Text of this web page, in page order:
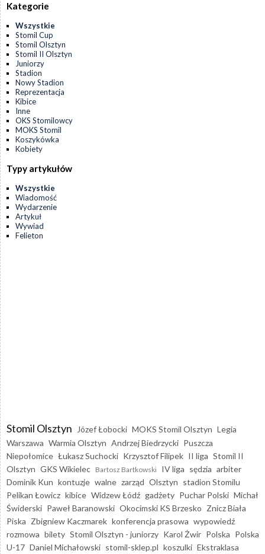
Kategorie
Wszystkie
Stomil Cup
Stomil Olsztyn
Stomil II Olsztyn
Juniorzy
Stadion
Nowy Stadion
Reprezentacja
Kibice
Inne
OKS Stomilowcy
MOKS Stomil
Koszykówka
Kobiety
Typy artykułów
Wszystkie
Wiadomość
Wydarzenie
Artykuł
Wywiad
Felieton
Stomil Olsztyn Józef Łobocki MOKS Stomil Olsztyn Legia
Warszawa Warmia Olsztyn Andrzej Biedrzycki Puszcza
Niepołomice Łukasz Suchocki Krzysztof Filipek II liga Stomil II
Olsztyn GKS Wikielec Bartosz Bartkowski IV liga sędzia arbiter
Dominik Kun kontuzje walne zarząd Olsztyn stadion Stomilu
Pelikan Łowicz kibice Widzew Łódź gadżety Puchar Polski Michał
Świderski Paweł Baranowski Okocimski KS Brzesko Znicz Biała
Piska Zbigniew Kaczmarek konferencja prasowa wypowiedź
rozmowa bilety Stomil Olsztyn - juniorzy Karol Żwir Polska Polska
U-17 Daniel Michałowski stomil-sklep.pl koszulki Ekstraklasa